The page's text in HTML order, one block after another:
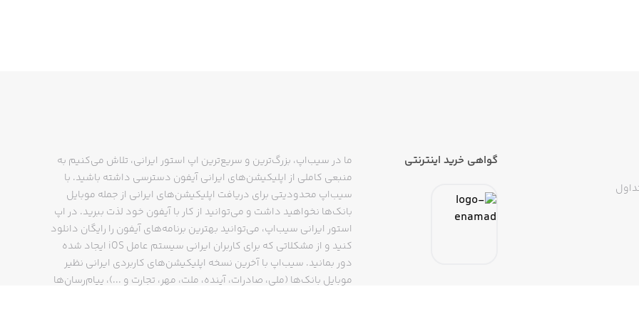
می‌کنید اموجی‌ها منظورتان را نمی‌رسانند؟ می‌خواهید عبارت «خخخ» یا «هاها» را به صورت دیگری
استیکرهای متحرک استفاده کنید!
گواهی خرید اینترنتی
ما در سیب‌اپ، بزرگ‌ترین و سریع‌ترین اپ استور ایرانی، تلاش می‌کنیم به
منبعی کاملی از اپلیکیشن‌های ایرانی آیفون دسترسی داشته باشید. با
سیب‌اپ محدودیتی برای دریافت اپلیکیشن‌های ایرانی از جمله موبایل
بانک‌ها نخواهید داشت و می‌توانید از کار با آیفون خود لذت ببرید. در اپ
استور ایرانی سیب‌اپ، می‌توانید بهترین برنامه‌های آیفون را رایگان دانلود
کنید و از مشکلاتی که برای کاربران ایرانی سیستم عامل iOS ایجاد شده
دور بمانید. سیب‌اپ با آخرین نسخه اپلیکیشن‌های کاربردی ایرانی نظیر
موبایل بانک‌ها (ملی، صادرات، آینده، ملت، مهر، تجارت و ...)، پیام‌رسان‌ها